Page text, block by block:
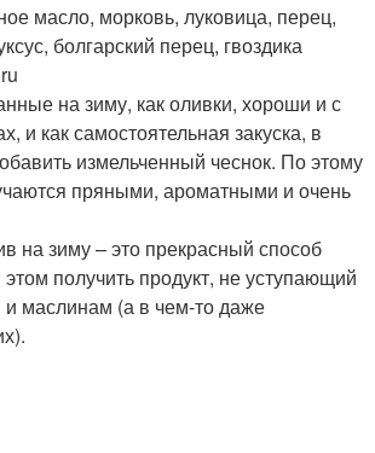
масло, морковь, луковица, перец,
болгарский перец, гвоздика
на зиму, как оливки, хороши и с
и как самостоятельная закуска, в
измельченный чеснок. По этому
пряными, ароматными и очень
на зиму – это прекрасный способ
получить продукт, не уступающий
и маслинам (а в чем-то даже